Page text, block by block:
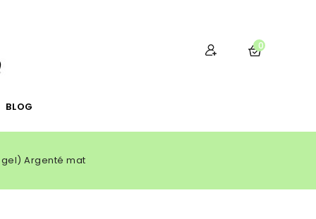
0
BLOG
Argenté mat